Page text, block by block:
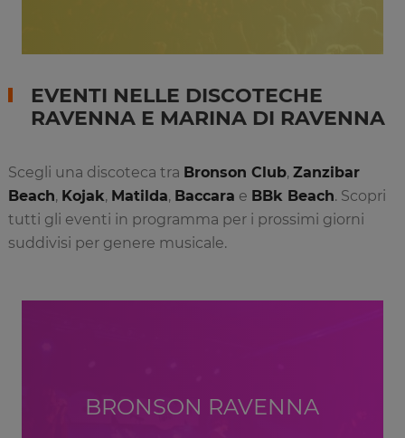
EVENTI NELLE DISCOTECHE
RAVENNA E MARINA DI RAVENNA
Scegli una discoteca tra Bronson Club, Zanzibar
Beach, Kojak, Matilda, Baccara e BBk Beach. Scopri
tutti gli eventi in programma per i prossimi giorni
suddivisi per genere musicale.
BRONSON RAVENNA